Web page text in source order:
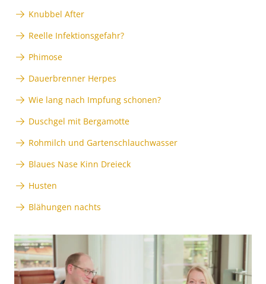
Knubbel After
Reelle Infektionsgefahr?
Phimose
Dauerbrenner Herpes
Wie lang nach Impfung schonen?
Duschgel mit Bergamotte
Rohmilch und Gartenschlauchwasser
Blaues Nase Kinn Dreieck
Husten
Blähungen nachts